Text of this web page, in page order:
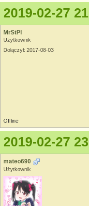
2019-02-27
MrStPl
Użytkownik
Dołączył: 2017-08-03
Offline
2019-02-27
mateo690
Użytkownik